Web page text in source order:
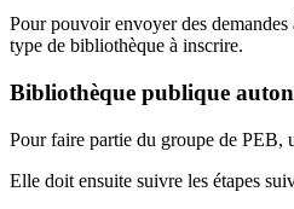
Pour pouvoir envoyer des
type de bibliothèque à inscrire.
Bibliothèque publique
Pour faire partie du groupe de PEB,
Elle doit ensuite suivre les étapes